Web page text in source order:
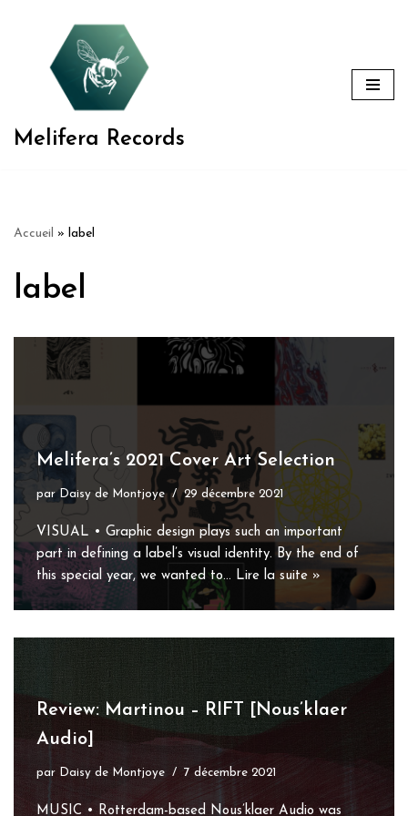
Melifera Records
Accueil » label
label
Melifera’s 2021 Cover Art Selection
par Daisy de Montjoye 29 décembre 2021
VISUAL • Graphic design plays such an important
part in defining a label’s visual identity. By the end of
this special year, we wanted to… Lire la suite »
Review: Martinou – RIFT [Nous’klaer
Audio]
par Daisy de Montjoye 7 décembre 2021
MUSIC • Rotterdam-based Nous’klaer Audio was